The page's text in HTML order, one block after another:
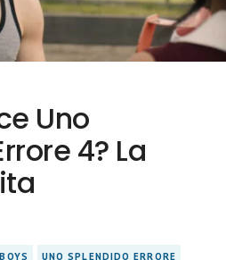
Uno
4? La
UNO SPLENDIDO ERRORE